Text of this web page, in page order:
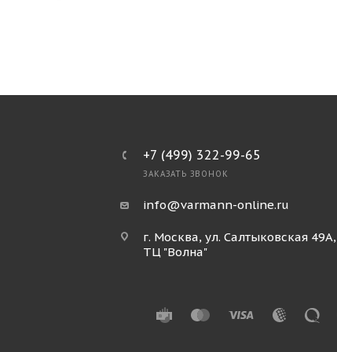
+7 (499) 322-99-65
ЗАКАЗАТЬ ЗВОНОК
info@varmann-online.ru
г. Москва, ул. Салтыковская 49А,
ТЦ "Волна"